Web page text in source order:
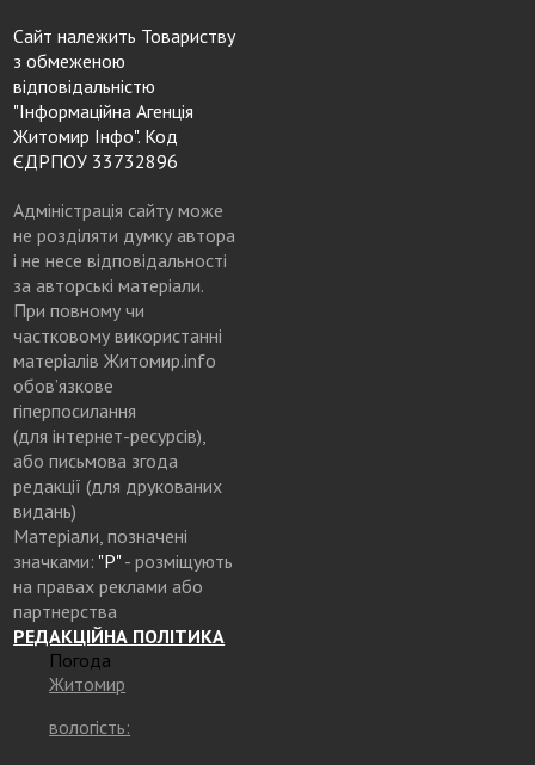
Сайт належить Товариству
з обмеженою
відповідальністю
"Інформаційна Агенція
Житомир Інфо". Код
ЄДРПОУ 33732896
Адміністрація сайту може
не розділяти думку автора
і не несе відповідальності
за авторські матеріали.
При повному чи
частковому використанні
матеріалів Житомир.info
обов’язкове
гіперпосилання
(для інтернет-ресурсів),
або письмова згода
редакції (для друкованих
видань)
Матеріали, позначені
значками: "Р"- розміщують
на правах реклами або
партнерства
РЕДАКЦІЙНА ПОЛІТИКА
Погода
Житомир
вологість: